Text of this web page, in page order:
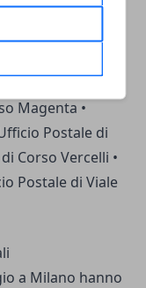
Postale di
Corso Buenos
• Ufficio
di Piazza della
Magenta •
Postale di
Corso Vercelli •
Postale di Viale
a Milano hanno